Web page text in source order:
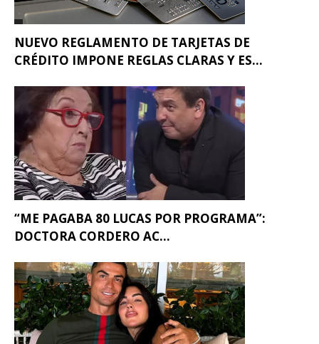
NUEVO REGLAMENTO DE TARJETAS DE
CRÉDITO IMPONE REGLAS CLARAS Y ES...
“ME PAGABA 80 LUCAS POR PROGRAMA”:
DOCTORA CORDERO AC...